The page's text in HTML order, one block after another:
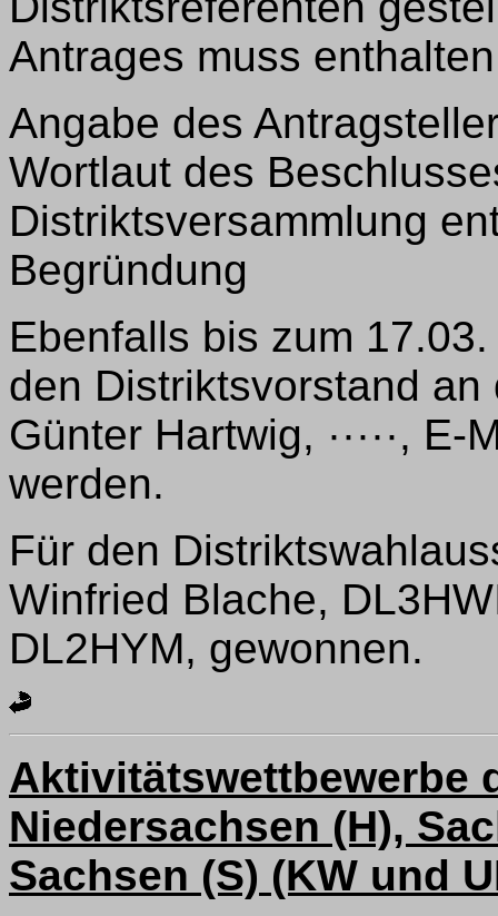
Antrages muss
Angabe des
Wortlaut des
Distriktsversammlung
Begründung
Ebenfalls bis zum
den Distriktsvorstand
Günter Hartwig, ·····,
werden.
Für den
Winfried Blache,
DL2HYM, gewonnen.
Aktivitätswettbewerbe
Niedersachsen (H),
Sachsen (S) (KW und